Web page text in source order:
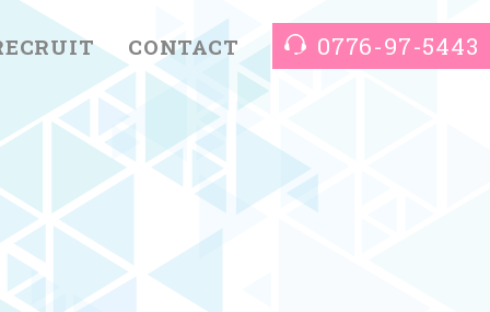
CONTACT 0776-97-5443